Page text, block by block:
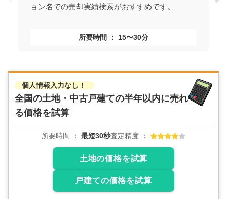
ョン名での売却実績検索がおすすめです。
所要時間 15〜30分
個人情報入力なし！
全国の土地・中古戸建ての半年以内に売れ
る価格を試算
所要時間 最短30秒査定精度
土地の価格を試算
戸建ての価格を試算